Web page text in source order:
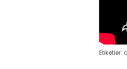
Etiketler: